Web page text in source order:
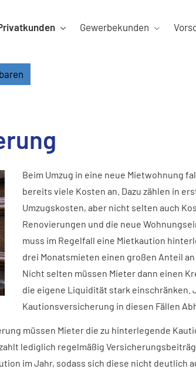
Gewerbekunden
Beim Umzug in eine neue Mietwohnung
bereits viele Kosten an. Dazu zählen in
Umzugskosten, aber nicht selten auch
Renovierungen und die neue
muss im Regelfall eine Mietkaution
drei Monatsmieten einen großen Anteil
Nicht selten müssen Mieter dann einen
die eigene Liquidität stark einschränken.
Kautionsversicherung in diesen Fällen
müssen Mieter die zu hinterlegende
lediglich regelmäßig
im Jahr, sodass sich diese nicht deutlich